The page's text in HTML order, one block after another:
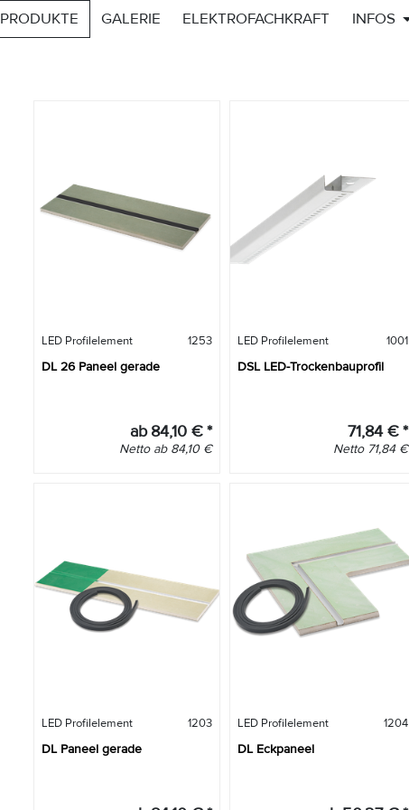
PRODUKTE GALERIE ELEKTROFACHKRAFT INFOS
LED Profilelement 1253
DL 26 Paneel gerade
ab 84,10€*
Netto ab 84,10€
LED Profilelement 1001
DSL LED-Trockenbauprofil
71,84€*
Netto 71,84€
LED Profilelement 1203
DL Paneel gerade
LED Profilelement 1204
DL Eckpaneel